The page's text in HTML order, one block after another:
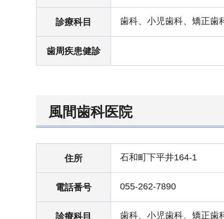
診療科目 歯科、小児歯科、矯正歯
歯周疾患健診
風間歯科医院
住所 石和町下平井164-1
電話番号 055-262-7890
診療科目 歯科、小児歯科、矯正歯